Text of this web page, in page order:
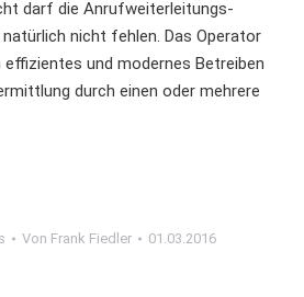
darf die Anrufweiterleitungs-
nicht fehlen. Das Operator
und modernes Betreiben
durch einen oder mehrere
Von Frank Fiedler 01.03.2016